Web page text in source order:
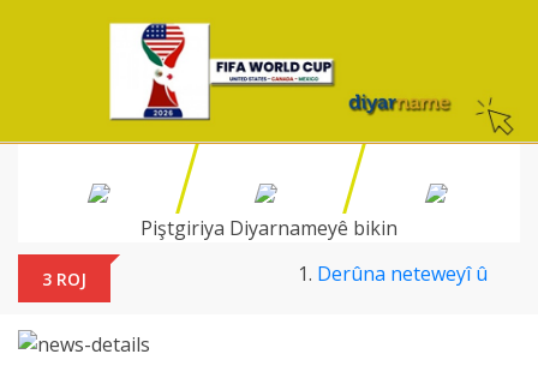
Piştgiriya Diyarnameyê bikin
3 ROJ
Derûna neteweyî û